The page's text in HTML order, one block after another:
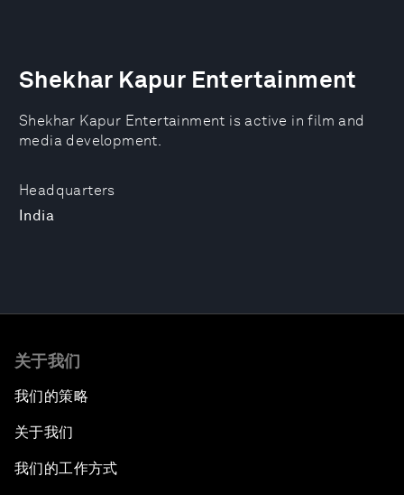
Headquarters
India
Shekhar Kapur Entertainment
Shekhar Kapur Entertainment is active in film and
media development.
关于我们
我们的策略
关于我们
我们的工作方式